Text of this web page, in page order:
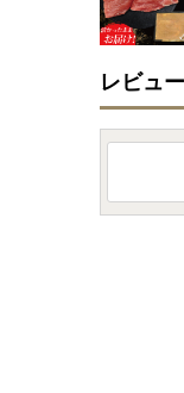
レビュー